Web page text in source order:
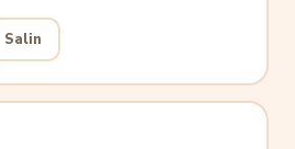
Salin